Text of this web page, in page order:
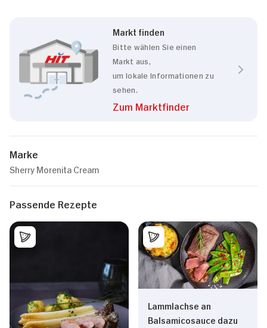
Markt finden
Bitte wählen Sie einen
Markt aus,
um lokale Informationen zu
sehen.
Zum Marktfinder
Marke
Sherry Morenita Cream
Passende Rezepte
Lammlachse an
Balsamicosauce dazu